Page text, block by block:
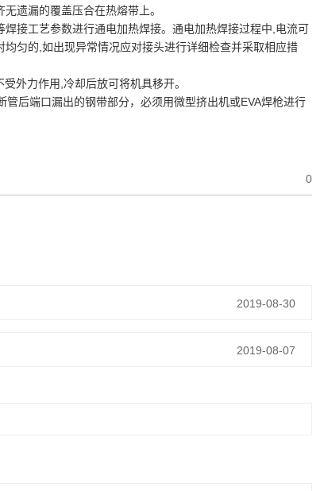
遗漏的覆盖压合在热熔带上。
接工艺参数进行通电加热焊接。通电加热焊接过程中,电流可
匀的,如出现异常情况应对接头进行详细检查并采取相应措
外力作用,冷却后放可将机具移开。
后端口漏出的钢带部分，必须用微型挤出机或EVA焊枪进行
0
2019-08-30
2019-08-07